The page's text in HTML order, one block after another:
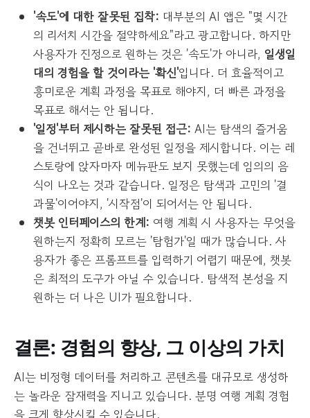
'속도'에 대한 잘못된 집착: 대부분의 AI 앱은 "몇 시간
의 리서치 시간을 절약하세요"라고 광고합니다. 하지만
사용자가 진정으로 원하는 것은 '속도'가 아니라, 일생일
대의 경험을 할 것이라는 '확신'입니다. 더 효율적이고
흥미로운 계획 과정을 목표로 해야지, 더 빠른 과정을
목표로 해서는 안 됩니다.
'일정'부터 제시하는 잘못된 접근: AI는 탐색의 즐거움
을 건너뛰고 곧바로 완성된 일정을 제시합니다. 이는 레
스토랑에 앉자마자 메뉴판도 보지 못했는데 임의의 음
식이 나오는 것과 같습니다. 일정은 탐색과 고민의 '결
과물'이어야지, '시작점'이 되어서는 안 됩니다.
챗봇 인터페이스의 한계: 여행 계획 시 사용자는 무엇을
원하는지 정확히 모르는 '탐험가'일 때가 많습니다. 사
용자가 좋은 프롬프트를 입력하기 어렵기 때문에, 챗봇
은 최적의 도구가 아닐 수 있습니다. 탐색적 본성을 지
원하는 더 나은 UI가 필요합니다.
결론: 경험의 향상, 그 이상의 가치
AI는 비정형 데이터를 처리하고 콘텐츠를 대규모로 생성하
는 놀라운 잠재력을 지니고 있습니다. 분명 여행 계획 경험
을 크게 향상시킬 수 있습니다.